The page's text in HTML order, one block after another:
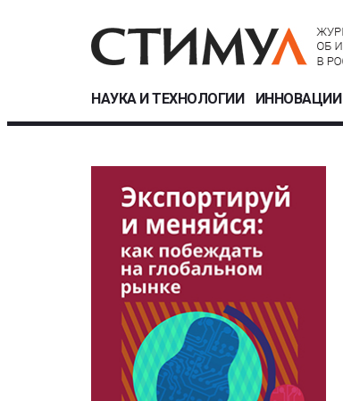
НАУКА И ТЕХНОЛОГИИ ИННОВАЦИИ